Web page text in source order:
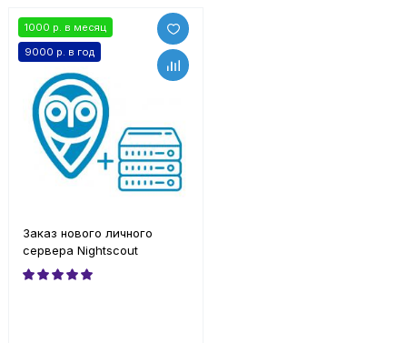
1000 р. в месяц
9000 р. в год
Заказ нового личного
сервера Nightscout